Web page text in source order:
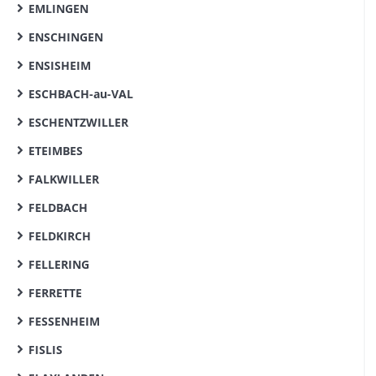
EMLINGEN
ENSCHINGEN
ENSISHEIM
ESCHBACH-au-VAL
ESCHENTZWILLER
ETEIMBES
FALKWILLER
FELDBACH
FELDKIRCH
FELLERING
FERRETTE
FESSENHEIM
FISLIS